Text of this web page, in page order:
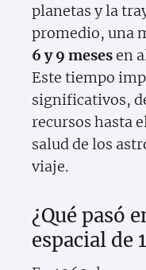
planetas y la
promedio, una
6 y 9 mesesen
Este tiempo
significativos,
recursos hasta
salud de los
viaje.
¿Qué pasó
espacial de